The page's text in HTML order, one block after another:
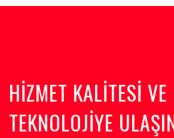
HİZMET KALİTESİ VE
TEKNOLOJİYE